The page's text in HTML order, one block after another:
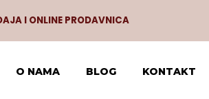
I ONLINE PRODAVNICA
O NAMA BLOG KONTAKT